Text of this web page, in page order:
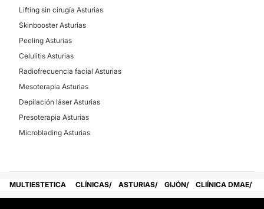
Lifting sin cirugía Asturias
Skinbooster Asturias
Peeling Asturias
Celulitis Asturias
Radiofrecuencia facial Asturias
Mesoterapia Asturias
Depilación láser Asturias
Presoterapia Asturias
Microblading Asturias
MULTIESTETICA CLÍNICAS ASTURIAS GIJÓN CLIÍNICA DMAE